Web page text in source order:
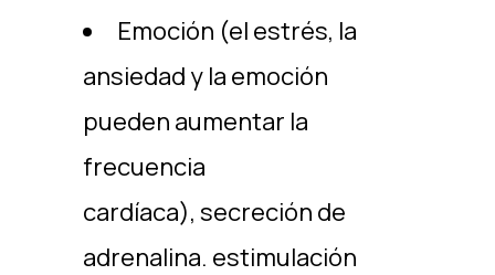
Emoción (el estrés, la
ansiedad y la emoción
pueden aumentar la
frecuencia
cardíaca), secreción de
adrenalina. estimulación